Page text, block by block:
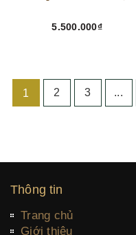
5.500.000₫
1 2 3 ...
Thông tin
Trang chủ
Giới thiệu